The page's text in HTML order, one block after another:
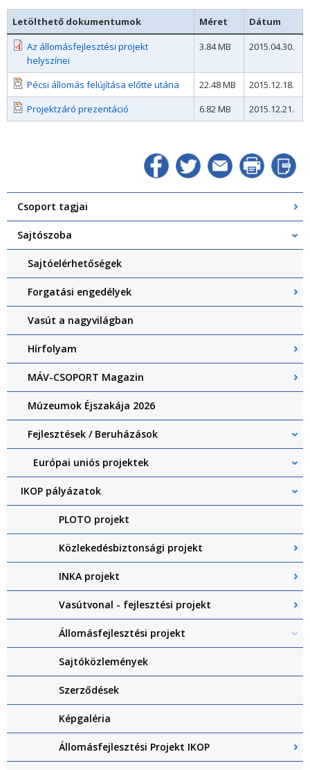
Letölthető dokumentumok Méret
Dátum
Az állomásfejlesztési projekt
helyszínei
3.84 MB 2015.04.30.
Pécsi állomás felújítása előtte utána 22.48 MB
2015.12.18.
Projektzáró prezentáció
6.82 MB 2015.12.21.
Csoport tagjai
Sajtószoba
Sajtóelérhetőségek
Forgatási engedélyek
Vasút a nagyvilágban
Hírfolyam
MÁV-CSOPORT Magazin
Múzeumok Éjszakája 2026
Fejlesztések / Beruházások
Európai uniós projektek
IKOP pályázatok
PLOTO projekt
Közlekedésbiztonsági projekt
INKA projekt
Vasútvonal - fejlesztési projekt
Állomásfejlesztési projekt
Sajtóközlemények
Szerződések
Képgaléria
Állomásfejlesztési Projekt IKOP